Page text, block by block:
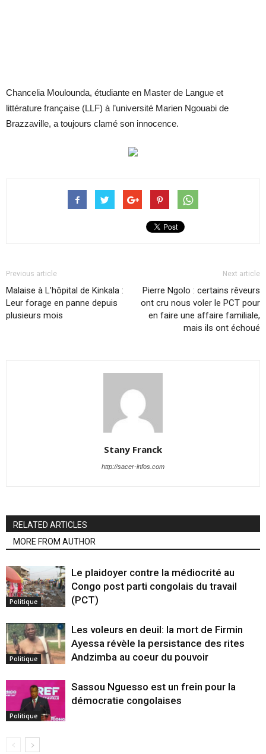
Chancelia Moulounda, étudiante en Master de Langue et
littérature française (LLF) à l’université Marien Ngouabi de
Brazzaville, a toujours clamé son innocence.
Previous article
Malaise à L’hôpital de Kinkala :
Leur forage en panne depuis
plusieurs mois
Next article
Pierre Ngolo : certains rêveurs
ont cru nous voler le PCT pour
en faire une affaire familiale,
mais ils ont échoué
Stany Franck
http://sacer-infos.com
RELATED ARTICLES
MORE FROM AUTHOR
Politique
Le plaidoyer contre la médiocrité au
Congo post parti congolais du travail
(PCT)
Politique
Les voleurs en deuil: la mort de Firmin
Ayessa révèle la persistance des rites
Andzimba au coeur du pouvoir
Politique
Sassou Nguesso est un frein pour la
démocratie congolaises